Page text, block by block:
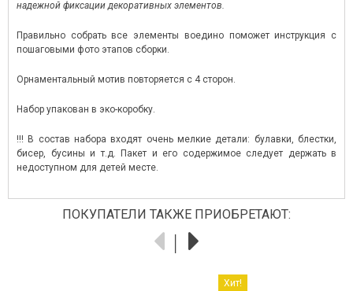
надежной фиксации декоративных элементов.
Правильно собрать все элементы воедино поможет инструкция с
пошаговыми фото этапов сборки.
Орнаментальный мотив повторяется с 4 сторон.
Набор упакован в эко-коробку.
!!! В состав набора входят очень мелкие детали: булавки, блестки,
бисер, бусины и т.д. Пакет и его содержимое следует держать в
недоступном для детей месте.
ПОКУПАТЕЛИ ТАКЖЕ ПРИОБРЕТАЮТ:
Хит!